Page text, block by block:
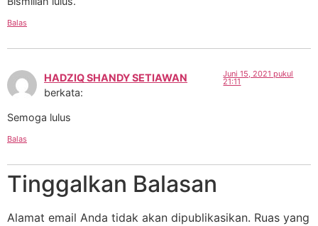
Balas
HADZIQ SHANDY SETIAWAN
berkata:
Juni 15, 2021 pukul
21:11
Semoga lulus
Balas
Tinggalkan Balasan
Alamat email Anda tidak akan dipublikasikan. Ruas yang